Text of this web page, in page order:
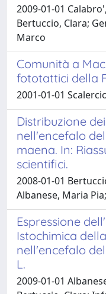
2009-01-01
Bertuccio, Clara;
Marco
Comunità a
fototattici della
2001-01-01
Distribuzione
nell'encefalo
maena. In:
scientifici.
2008-01-01
Albanese, Maria
Espressione
Istochimica
nell'encefalo
L.
2009-01-01